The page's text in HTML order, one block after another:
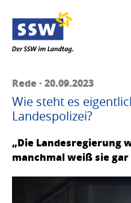
Rede · 20.09.2023
Wie steht es
Landespolizei?
„Die Landesregierung
manchmal weiß sie